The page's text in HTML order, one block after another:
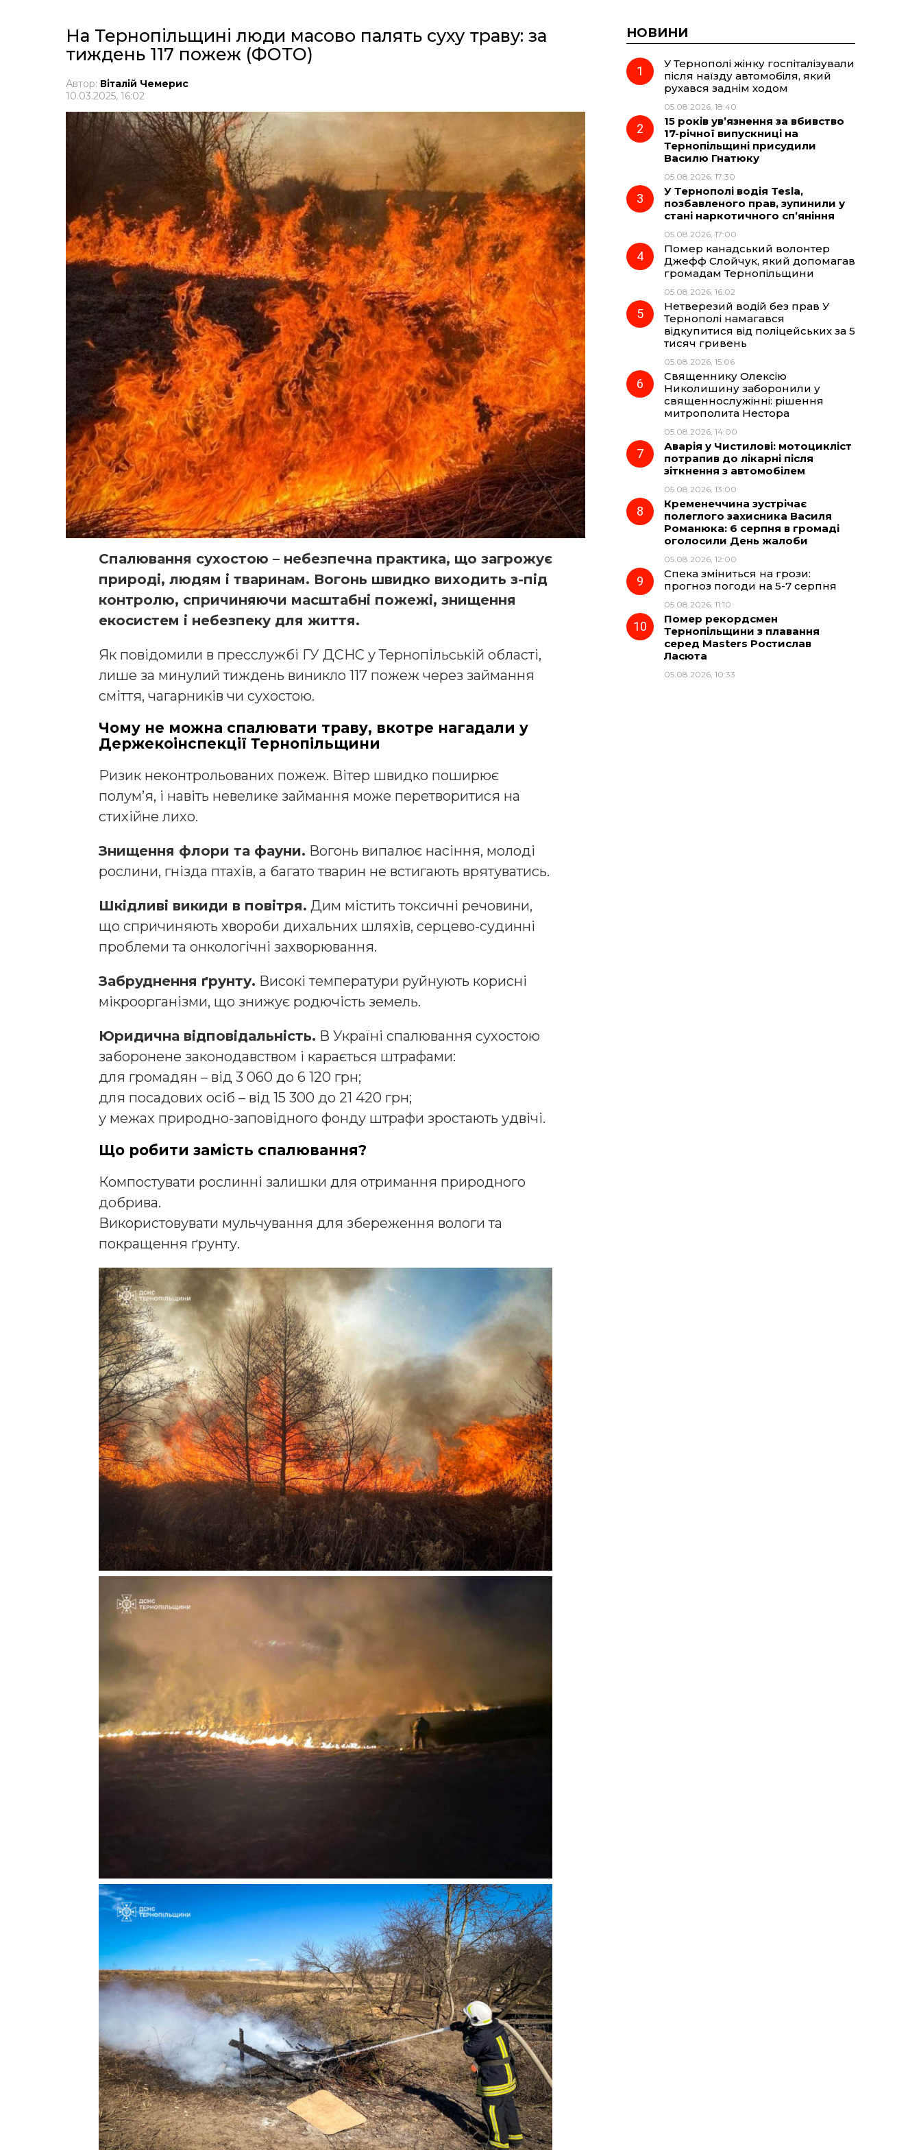
На Тернопільщині люди масово палять суху траву: за
тиждень 117 пожеж (ФОТО)
Автор: Віталій Чемерис
10.03.2025, 16:02
Спалювання сухостою – небезпечна практика, що загрожує
природі, людям і тваринам. Вогонь швидко виходить з-під
контролю, спричиняючи масштабні пожежі, знищення
екосистем і небезпеку для життя.
Як повідомили в пресслужбі ГУ ДСНС у Тернопільській області,
лише за минулий тиждень виникло 117 пожеж через займання
сміття, чагарників чи сухостою.
Чому не можна спалювати траву, вкотре нагадали у
Держекоінспекції Тернопільщини
Ризик неконтрольованих пожеж. Вітер швидко поширює
полум’я, і навіть невелике займання може перетворитися на
стихійне лихо.
Знищення флори та фауни. Вогонь випалює насіння, молоді
рослини, гнізда птахів, а багато тварин не встигають врятуватись.
Шкідливі викиди в повітря. Дим містить токсичні речовини,
що спричиняють хвороби дихальних шляхів, серцево-судинні
проблеми та онкологічні захворювання.
Забруднення ґрунту. Високі температури руйнують корисні
мікроорганізми, що знижує родючість земель.
Юридична відповідальність. В Україні спалювання сухостою
заборонене законодавством і карається штрафами:
для громадян – від 3 060 до 6 120 грн;
для посадових осіб – від 15 300 до 21 420 грн;
у межах природно-заповідного фонду штрафи зростають удвічі.
Що робити замість спалювання?
Компостувати рослинні залишки для отримання природного
добрива.
Використовувати мульчування для збереження вологи та
покращення ґрунту.
НОВИНИ
У Тернополі жінку госпіталізували
після наїзду автомобіля, який
рухався заднім ходом
05.08.2026, 18:40
15 років ув’язнення за вбивство
17-річної випускниці на
Тернопільщині присудили
Василю Гнатюку
05.08.2026, 17:30
У Тернополі водія Tesla,
позбавленого прав, зупинили у
стані наркотичного сп’яніння
05.08.2026, 17:00
Помер канадський волонтер
Джефф Слойчук, який допомагав
громадам Тернопільщини
05.08.2026, 16:02
Нетверезий водій без прав У
Тернополі намагався
відкупитися від поліцейських за 5
тисяч гривень
05.08.2026, 15:06
Священнику Олексію
Николишину заборонили у
священнослужінні: рішення
митрополита Нестора
05.08.2026, 14:00
Аварія у Чистилові: мотоцикліст
потрапив до лікарні після
зіткнення з автомобілем
05.08.2026, 13:00
Кременеччина зустрічає
полеглого захисника Василя
Романюка: 6 серпня в громаді
оголосили День жалоби
05.08.2026, 12:00
Спека зміниться на грози:
прогноз погоди на 5-7 серпня
05.08.2026, 11:10
Помер рекордсмен
Тернопільщини з плавання
серед Masters Ростислав
Ласюта
05.08.2026, 10:33